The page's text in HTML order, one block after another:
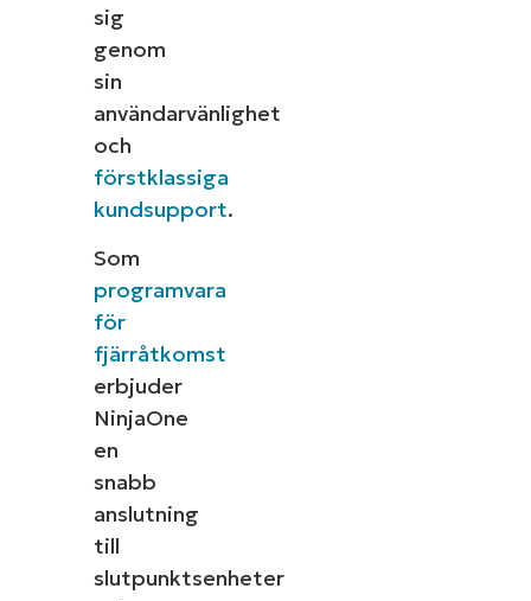
sig
genom
sin
användarvänlighet
och
förstklassiga
kundsupport.
Som
programvara
för
fjärråtkomst
erbjuder
NinjaOne
en
snabb
anslutning
till
slutpunktsenheter